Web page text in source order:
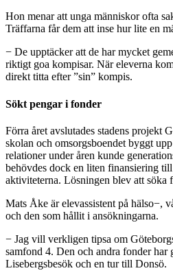
Hon menar att unga människor ofta
Träffarna får dem att inse hur lite en
− De upptäcker att de har mycket
riktigt goa kompisar. När eleverna
direkt titta efter ”sin” kompis.
Sökt pengar i fonder
Förra året avslutades stadens projekt
skolan och omsorgsboendet byggt
relationer under åren kunde
behövdes dock en liten finansiering till
aktiviteterna. Lösningen blev att söka
Mats Åke är elevassistent på hälso−,
och den som hållit i ansökningarna.
− Jag vill verkligen tipsa om
samfond 4. Den och andra fonder har
Lisebergsbesök och en tur till Donsö.